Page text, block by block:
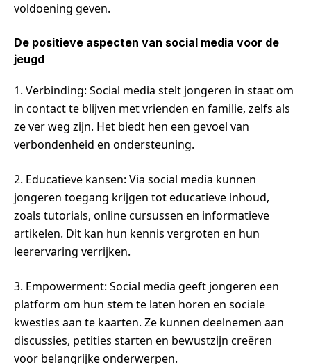
voldoening geven.
De positieve aspecten van social media voor de
jeugd
1. Verbinding: Social media stelt jongeren in staat om
in contact te blijven met vrienden en familie, zelfs als
ze ver weg zijn. Het biedt hen een gevoel van
verbondenheid en ondersteuning.
2. Educatieve kansen: Via social media kunnen
jongeren toegang krijgen tot educatieve inhoud,
zoals tutorials, online cursussen en informatieve
artikelen. Dit kan hun kennis vergroten en hun
leerervaring verrijken.
3. Empowerment: Social media geeft jongeren een
platform om hun stem te laten horen en sociale
kwesties aan te kaarten. Ze kunnen deelnemen aan
discussies, petities starten en bewustzijn creëren
voor belangrijke onderwerpen.